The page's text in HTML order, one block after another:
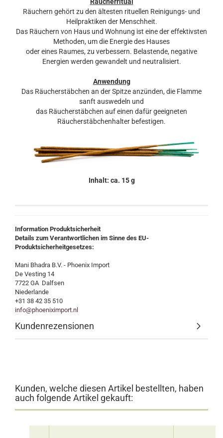
Räuchern gehört zu den ältesten rituellen Reinigungs- und
Heilpraktiken der Menschheit.
Das Räuchern von Haus und Wohnung ist eine der effektivsten
Methoden, um die Energie des Hauses
oder eines Raumes, zu verbessern. Belastende, negative
Energien werden gewandelt und neutralisiert.
Anwendung
Das Räucherstäbchen an der Spitze anzünden, die Flamme
sanft auswedeln und
das Räucherstäbchen auf einen dafür geeigneten
Räucherstäbchenhalter befestigen.
Inhalt: ca. 15 g
Information Produktsicherheit
Details zum Verantwortlichen im Sinne des EU-
Produktsicherheitgesetzes:
Mani Bhadra B.V. - Phoenix Import
De Vesting 14
7722 GA Dalfsen
Niederlande
+31 38 42 35 510
info@phoeniximport.nl
Kundenrezensionen
Kunden, welche diesen Artikel bestellten, haben
auch folgende Artikel gekauft: